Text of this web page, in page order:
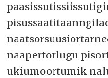
naapertorlugu
ukiumoortumik